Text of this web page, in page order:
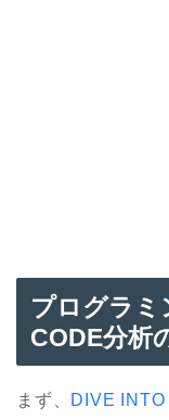
プログラミ
CODE分析
まず、 DIVE INTO